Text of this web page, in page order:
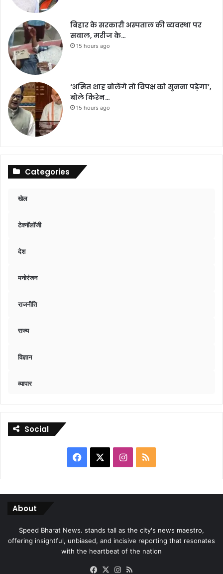
बिहार के सरकारी अस्पताल की व्यवस्था पर
सवाल, मरीज के…
15 hours ago
‘अमित शाह बोलेंगे तो विपक्ष को सुनना पड़ेगा’,
बोले किरेन…
15 hours ago
Categories
खेल
टेक्नॉलॉजी
देश
मनोरंजन
राजनीति
राज्य
विज्ञान
व्यापार
Social
Facebook Instagram
RSS
About
Speed Bharat News. stands tall as the city's news maestro,
offering insightful, unbiased, and incisive reporting that resonates
with the heartbeat of the nation
Facebook
X Instagram